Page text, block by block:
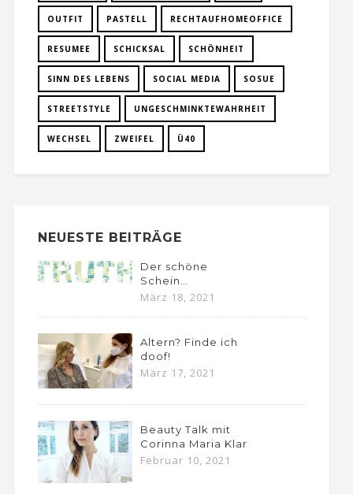
OUTFIT PASTELL RECHTAUFHOMEOFFICE
RESUMEE SCHICKSAL SCHÖNHEIT
SINN DES LEBENS SOCIAL MEDIA SOSUE
STREETSTYLE UNGESCHMINKTEWAHRHEIT
WECHSEL ZWEIFEL Ü40
NEUESTE BEITRÄGE
Der schöne
Schein…
März 18, 2021
Altern? Finde ich
doof!
März 17, 2021
Beauty Talk mit
Corinna Maria Klar
Februar 10, 2021